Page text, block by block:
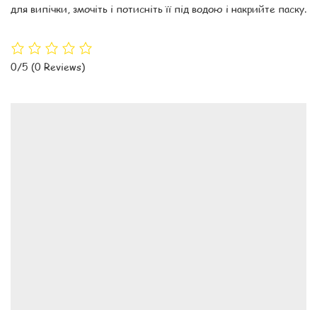
для випічки, змочіть і потисніть її під водою і накрийте паску.
0/5 (0 Reviews)